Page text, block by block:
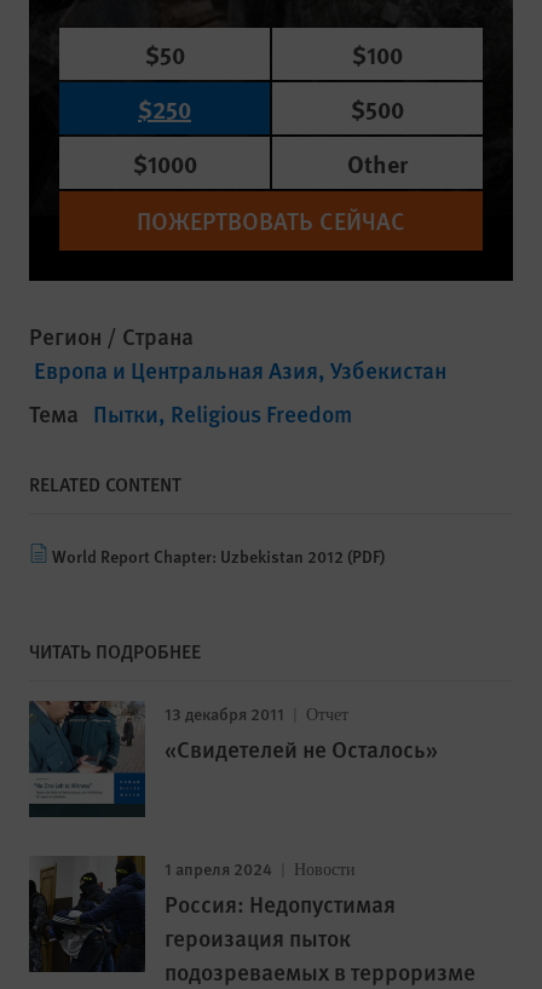
$50
$100
$250
$500
$1000
Other
ПОЖЕРТВОВАТЬ СЕЙЧАС
Регион / Страна
Европа и Центральная Азия Узбекистан
Тема Пытки Religious Freedom
RELATED CONTENT
World Report Chapter: Uzbekistan 2012 (PDF)
ЧИТАТЬ ПОДРОБНЕЕ
13 декабря 2011 Отчет
«Свидетелей не Осталось»
1 апреля 2024 Новости
Россия: Недопустимая
героизация пыток
подозреваемых в терроризме